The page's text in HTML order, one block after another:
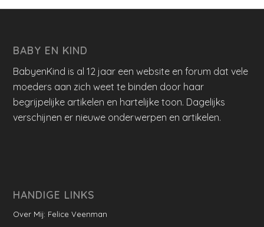
BABY EN KIND
BabyenKind is al 12 jaar een website en forum dat vele
moeders aan zich weet te binden door haar
begrijpelijke artikelen en hartelijke toon. Dagelijks
verschijnen er nieuwe onderwerpen en artikelen.
HANDIGE LINKS
Over Mij: Felice Veenman